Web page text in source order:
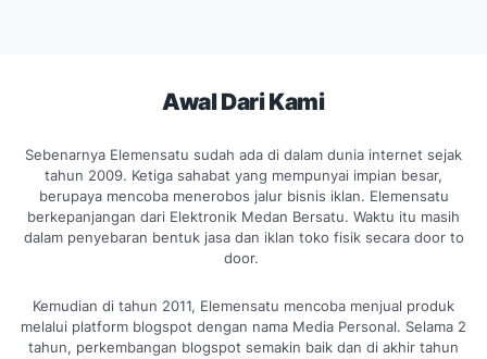
Awal Dari Kami
Sebenarnya Elemensatu sudah ada di dalam dunia internet sejak
tahun 2009. Ketiga sahabat yang mempunyai impian besar,
berupaya mencoba menerobos jalur bisnis iklan. Elemensatu
berkepanjangan dari Elektronik Medan Bersatu. Waktu itu masih
dalam penyebaran bentuk jasa dan iklan toko fisik secara door to
door.
Kemudian di tahun 2011, Elemensatu mencoba menjual produk
melalui platform blogspot dengan nama Media Personal. Selama 2
tahun, perkembangan blogspot semakin baik dan di akhir tahun